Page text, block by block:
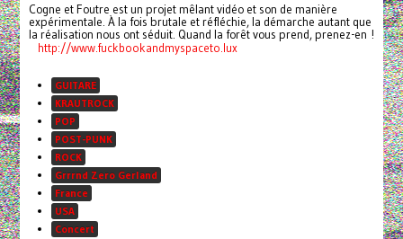
Cogne et Foutre est un projet mêlant vidéo et son de manière
expérimentale. À la fois brutale et réfléchie, la démarche autant que
la réalisation nous ont séduit. Quand la forêt vous prend, prenez-en !
http://www.fuckbookandmyspaceto.lux
GUITARE
KRAUTROCK
POP
POST-PUNK
ROCK
Grrrnd Zero Gerland
France
USA
Concert